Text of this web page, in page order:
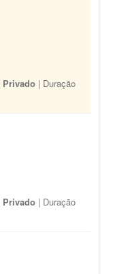
Privado | Duração
Privado | Duração